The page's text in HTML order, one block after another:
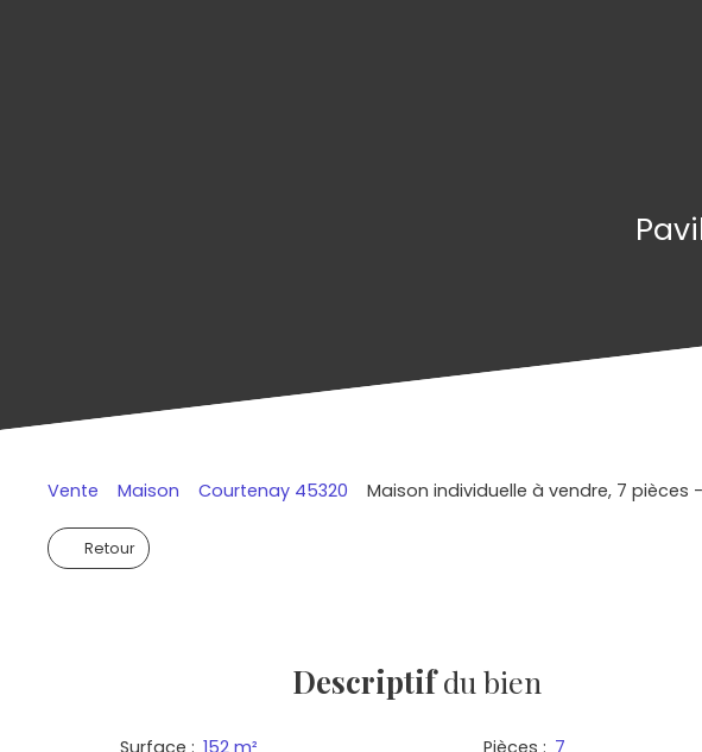
Vente Maison Courtenay 45320 Maison individuelle à vendre, 7 pièces
Retour
Descriptifdu bien
Surface : 152 m² Pièces : 7